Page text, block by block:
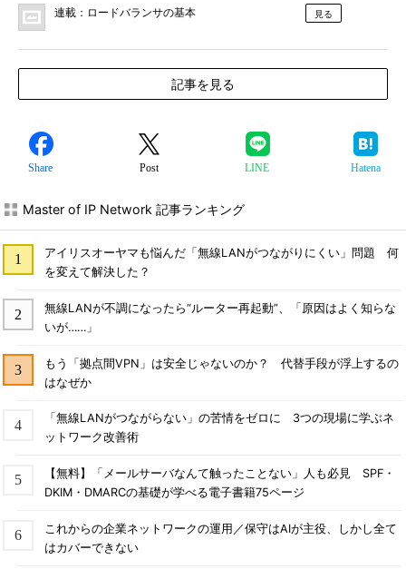
連載：ロードバランサの基本 見る
記事を見る
Share Post LINE Hatena
Master of IP Network 記事ランキング
アイリスオーヤマも悩んだ「無線LANがつながりにくい」問題 何
を変えて解決した？
無線LANが不調になったら“ルーター再起動”、「原因はよく知らな
いが……」
もう「拠点間VPN」は安全じゃないのか？ 代替手段が浮上するの
はなぜか
「無線LANがつながらない」の苦情をゼロに 3つの現場に学ぶネ
ットワーク改善術
【無料】「メールサーバなんて触ったことない」人も必見 SPF・
DKIM・DMARCの基礎が学べる電子書籍75ページ
これからの企業ネットワークの運用／保守はAIが主役、しかし全て
はカバーできない